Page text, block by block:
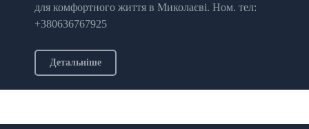
для комфортного життя в Миколаєві. Ном. тел:
+380636767925
Детальніше